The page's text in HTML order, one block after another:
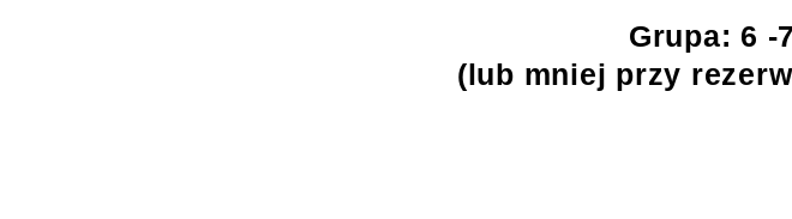
Grupa: 6 -
(lub mniej przy